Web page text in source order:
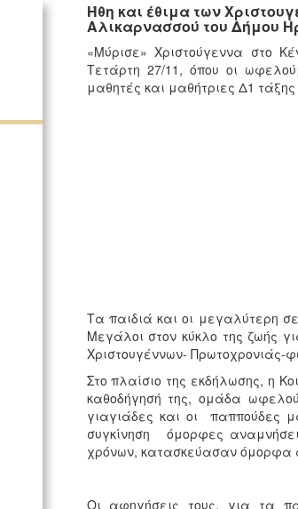
Ήθη και έθιμα των
Αλικαρνασσού του Δήμου
«Μύρισε» Χριστούγεννα στο
Τετάρτη 27/11, όπου οι
μαθητές και μαθήτριες Δ1 τάξης
Τα παιδιά και οι μεγαλύτερη
Μεγάλοι στον κύκλο της ζωής
Χριστουγέννων-
Στο πλαίσιο της εκδήλωσης, η
καθοδήγησή της, ομάδα
γιαγιάδες και οι παππούδες
συγκίνηση όμορφες
χρόνων, κατασκεύασαν όμορφα
Οι αφηγήσεις τους, για τα